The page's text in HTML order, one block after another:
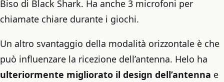
Biso di Black Shark. Ha anche 3 microfoni per
chiamate chiare durante i giochi.
Un altro svantaggio della modalità orizzontale è che
può influenzare la ricezione dell’antenna. Helo ha
ulteriormente migliorato il design dell’antenna e